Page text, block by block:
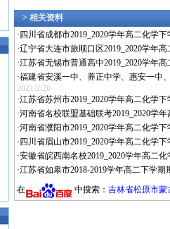
> 相关资料
· 四川省成都市2019_2020学年高二化学
·辽宁省大连市旅顺口区2019_2020学年
·江苏省无锡市普通高中2019_2020学年
·福建省安溪一中、养正中学、惠安一中
2021/2/26
·江苏省苏州市2019_2020学年高二化学
·河南省名校联盟基础联考2019_2020学
·河南省濮阳市2019_2020学年高二化学
· 四川省眉山市2019_2020学年高二化学
·安徽省皖西南名校2019_2020学年高二
·江苏省如皋市2018-2019学年高二下学
在
中搜索： 吉林省松原市蒙